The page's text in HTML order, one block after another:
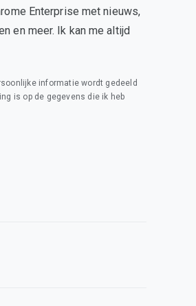
Enterprise met nieuws,
en meer. Ik kan me altijd
informatie wordt gedeeld
is op de gegevens die ik heb